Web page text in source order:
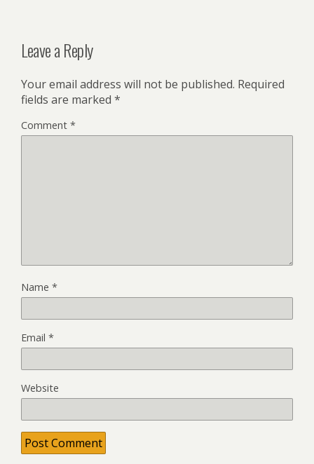
Leave a Reply
Your email address will not be published. Required
fields are marked *
Comment *
Name *
Email *
Website